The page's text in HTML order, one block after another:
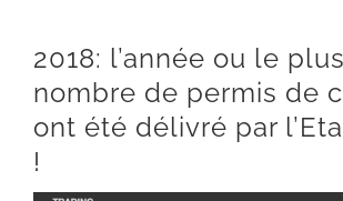
2018: l’année ou le
nombre de permis de
ont été délivré par
!